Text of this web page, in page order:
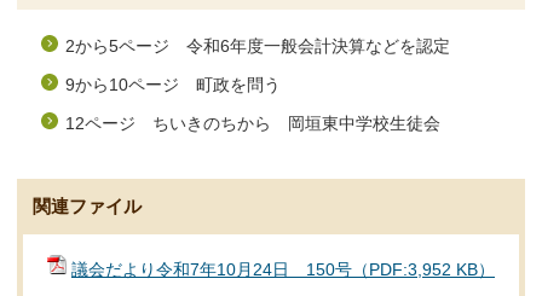
2から5ページ 令和6年度一般会計決算などを認定
9から10ページ 町政を問う
12ページ ちいきのちから 岡垣東中学校生徒会
関連ファイル
議会だより令和7年10月24日 150号（PDF:3,952 KB）